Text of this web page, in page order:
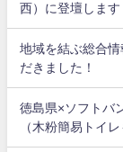
西）に登壇します
地域を結ぶ総合
だきました！
徳島県×ソフトバ
（木粉簡易トイレ